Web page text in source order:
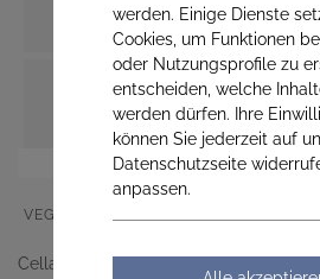
VEGAN
Cella Apotheke
werden. Einige Dienste
Cookies, um Funktionen
oder Nutzungsprofile zu
entscheiden, welche
werden dürfen. Ihre
können Sie jederzeit auf
Datenschutzseite
anpassen.